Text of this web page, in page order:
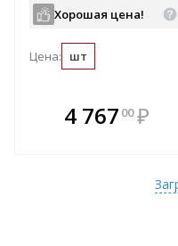
Хорошая цена!
Цена: шт
4 767 00 ₽
В комплекте
всегда